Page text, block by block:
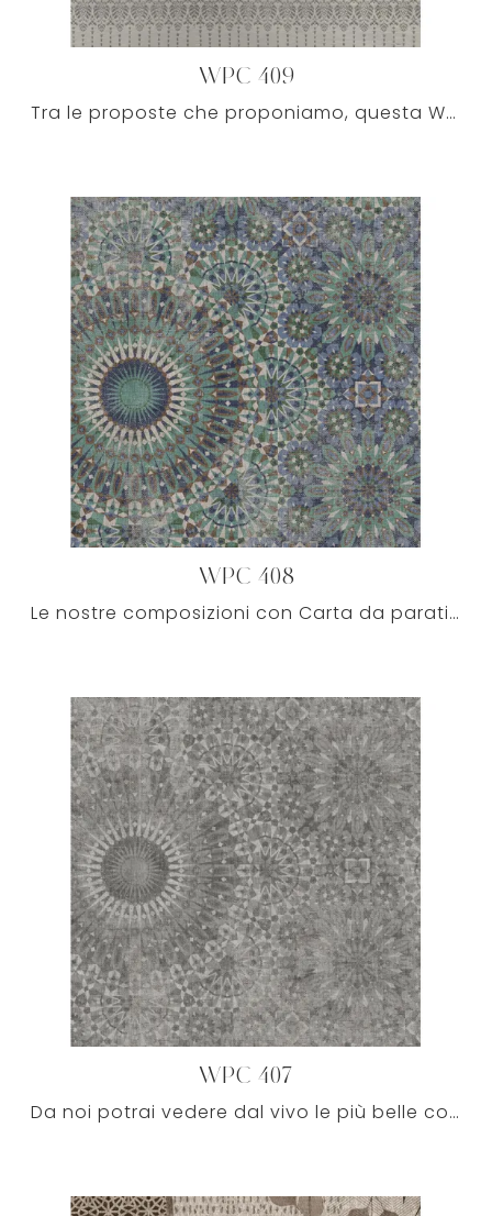
WPC 409
Tra le proposte che proponiamo, questa WPC 409 TRAME COLLECTION connota ogni locale unendo l'eccellenza dei materiali e lo stile del pattern.
WPC 408
Le nostre composizioni con Carta da parati vinilica trovano posto in ogni tipo di stanza, poiché abbinano alla perfezione doti di estetica e ...
WPC 407
Da noi potrai vedere dal vivo le più belle composizioni in commercio, frutto della pluriennale professionalità dei principali brand nel campo.